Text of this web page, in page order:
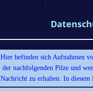
Hier befinden sich Aufnahmen
der nachfolgenden Pilze und
Nachricht zu erhalten. In diesem